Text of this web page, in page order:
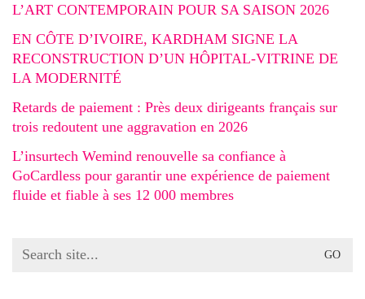
L’ART CONTEMPORAIN POUR SA SAISON 2026
EN CÔTE D’IVOIRE, KARDHAM SIGNE LA
RECONSTRUCTION D’UN HÔPITAL-VITRINE DE
LA MODERNITÉ
Retards de paiement : Près deux dirigeants français sur
trois redoutent une aggravation en 2026
L’insurtech Wemind renouvelle sa confiance à
GoCardless pour garantir une expérience de paiement
fluide et fiable à ses 12 000 membres
Search